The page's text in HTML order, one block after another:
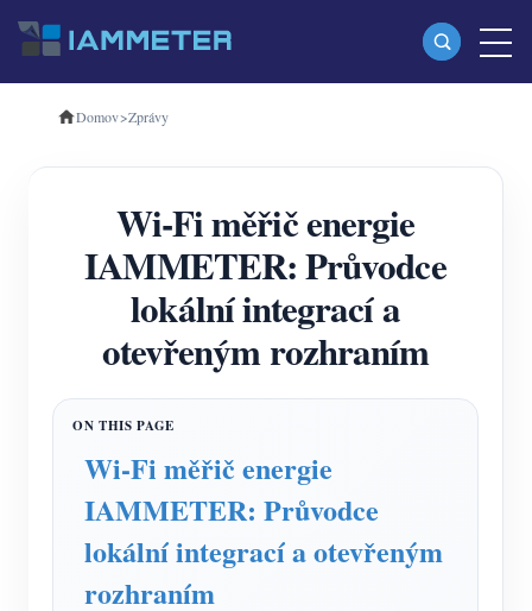
produkty
Třífázový Wi-Fi měřič energie (WEM3080T)
Třífázový Wi-Fi měřič energie (WEM3046T)
Třífázový Wi-Fi měřič energie (WEM3050T)
WiFi Power Controller
IAMMETER Cloud Pro
Nabíječka EV
Simulátor IAMMETER
Virtuální měřič
Domov>Zprávy
Wi-Fi měřič energie
IAMMETER: Průvodce
lokální integrací a
otevřeným rozhraním
Wi-Fi měřič energie
IAMMETER: Průvodce
lokální integrací a otevřeným
rozhraním